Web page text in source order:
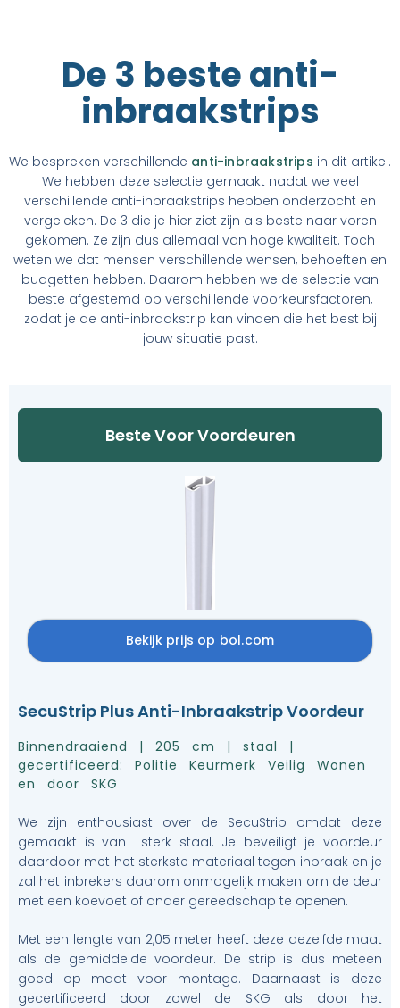
De 3 beste anti-
inbraakstrips
We bespreken verschillende anti-inbraakstrips in dit artikel.
We hebben deze selectie gemaakt nadat we veel
verschillende anti-inbraakstrips hebben onderzocht en
vergeleken. De 3 die je hier ziet zijn als beste naar voren
gekomen. Ze zijn dus allemaal van hoge kwaliteit. Toch
weten we dat mensen verschillende wensen, behoeften en
budgetten hebben. Daarom hebben we de selectie van
beste afgestemd op verschillende voorkeursfactoren,
zodat je de anti-inbraakstrip kan vinden die het best bij
jouw situatie past.
Beste Voor Voordeuren
Bekijk prijs op bol.com
SecuStrip Plus Anti-Inbraakstrip Voordeur
Binnendraaiend | 205 cm | staal |
gecertificeerd: Politie Keurmerk Veilig Wonen
en door SKG
We zijn enthousiast over de SecuStrip omdat deze
gemaakt is van sterk staal. Je beveiligt je voordeur
daardoor met het sterkste materiaal tegen inbraak en je
zal het inbrekers daarom onmogelijk maken om de deur
met een koevoet of ander gereedschap te openen.
Met een lengte van 2,05 meter heeft deze dezelfde maat
als de gemiddelde voordeur. De strip is dus meteen
goed op maat voor montage. Daarnaast is deze
gecertificeerd door zowel de SKG als door het